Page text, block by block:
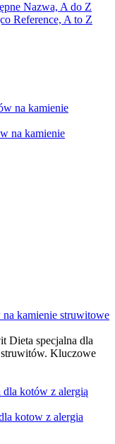
Nazwa, A do Z
Reference, A to Z
kamienie struwitowe
specjalna dla
Kluczowe